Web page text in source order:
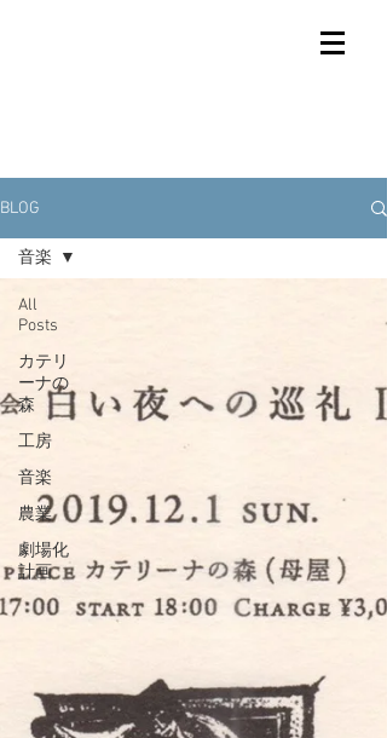
BLOG
All
Posts
カテリ
ーナの
森
工房
音楽
農業
劇場化
計画
音楽